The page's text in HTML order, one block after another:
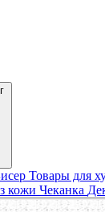
Товары для
кожи Чеканка